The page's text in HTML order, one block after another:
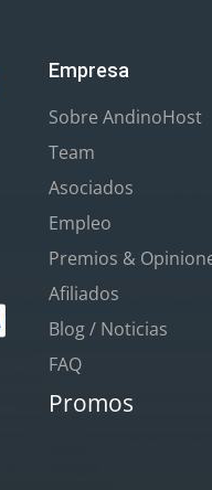
Empresa
Sobre AndinoHost
Team
Asociados
Empleo
Premios &
Afiliados
Blog / Noticias
FAQ
Promos